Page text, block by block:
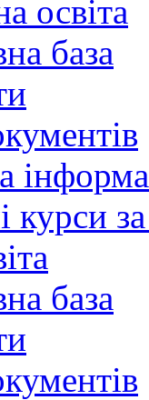
освіта
база
курси
база